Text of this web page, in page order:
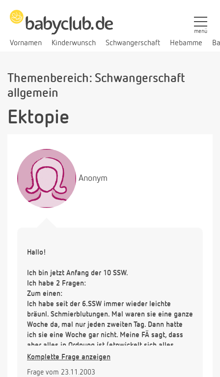
Vornamen Kinderwunsch Schwangerschaft Hebamme
menü
Themenbereich: Schwangerschaft
allgemein
Ektopie
Anonym
Hallo!
Ich bin jetzt Anfang der 10 SSW.
Ich habe 2 Fragen:
Zum einen:
Ich habe seit der 6.SSW immer wieder leichte
bräunl. Schmierblutungen. Mal waren sie eine ganze
Woche da, mal nur jeden zweiten Tag. Dann hatte
ich sie eine Woche gar nicht. Meine FÄ sagt, dass
aber alles in Ordnung ist (etnwickelt sich alles
normal), und dass es an einer Ektopie des
Komplette Frage anzeigen
Frage vom 23.11.2003